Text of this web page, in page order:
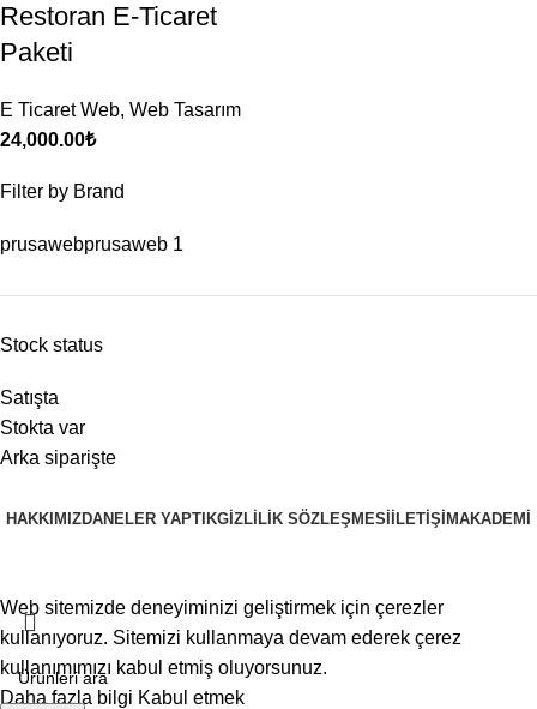
Filter by Brand
prusawebprusaweb 1
Stock status
Satışta
Stokta var
Arka siparişte
Restoran E-Ticaret
Paketi
E Ticaret Web, Web Tasarım
24,000.00₺
HAKKIMIZDANELER YAPTIKGIZLILIK SÖZLEŞMESI İLETIŞIMAKADEMI
Web sitemizde deneyiminizi geliştirmek için çerezler
kullanıyoruz. Sitemizi kullanmaya devam ederek çerez
kullanımımızı kabul etmiş oluyorsunuz.
Daha fazla bilgi Kabul etmek